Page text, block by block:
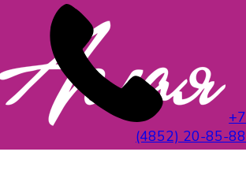
+7
(4852) 20-85-88